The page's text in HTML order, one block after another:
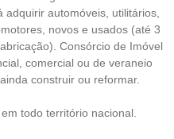
adquirir automóveis, utilitários,
novos e usados (até 3
Consórcio de Imóvel
comercial ou de veraneio
construir ou reformar.
todo território nacional.